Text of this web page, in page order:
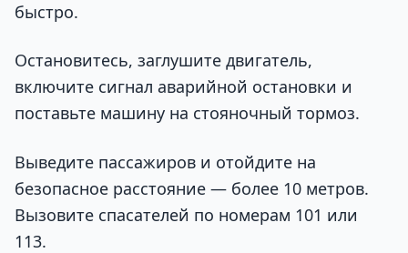
быстро.
Остановитесь, заглушите двигатель,
включите сигнал аварийной остановки и
поставьте машину на стояночный тормоз.
Выведите пассажиров и отойдите на
безопасное расстояние — более 10 метров.
Вызовите спасателей по номерам 101 или
113.